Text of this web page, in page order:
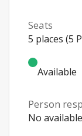
Seats
5 places (5
Available
Person
No